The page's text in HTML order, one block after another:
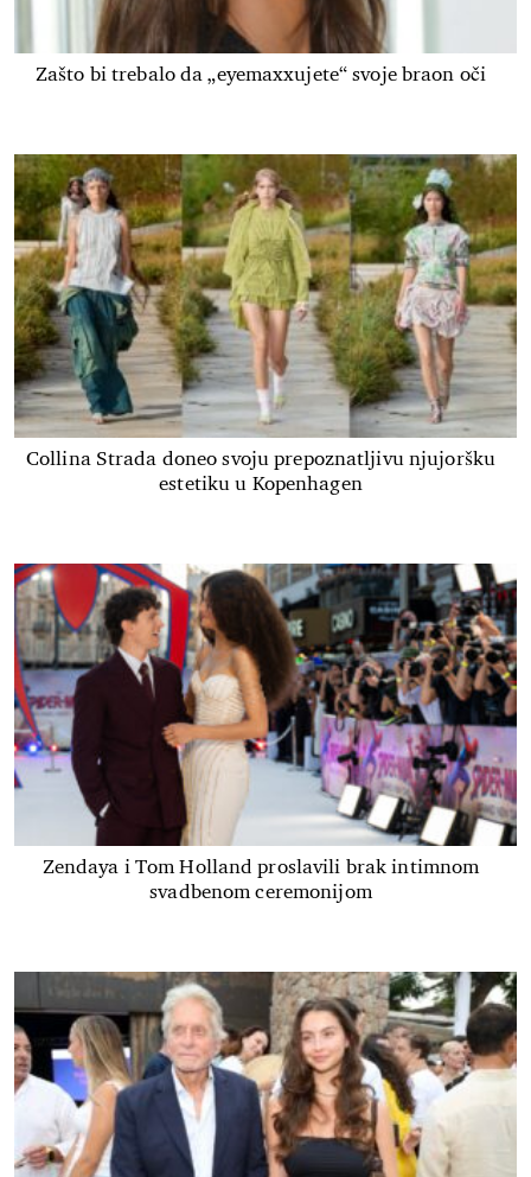
Zašto bi trebalo da „eyemaxxujete“ svoje braon oči
Collina Strada doneo svoju prepoznatljivu njujoršku
estetiku u Kopenhagen
Zendaya i Tom Holland proslavili brak intimnom
svadbenom ceremonijom